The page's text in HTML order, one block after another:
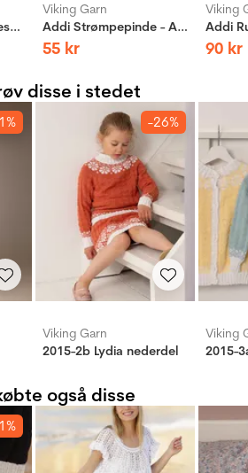
Addi Rundpinde - Messing
Viking Garn
Addi Strømpepinde - Aluminium
55 kr
Viking
90 kr
disse i stedet
-26%
Viking Garn
2015-2b Lydia nederdel
Viking
2015-
også disse